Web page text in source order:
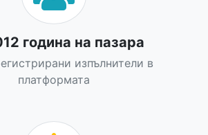
година на пазара
изпълнители в
платформата